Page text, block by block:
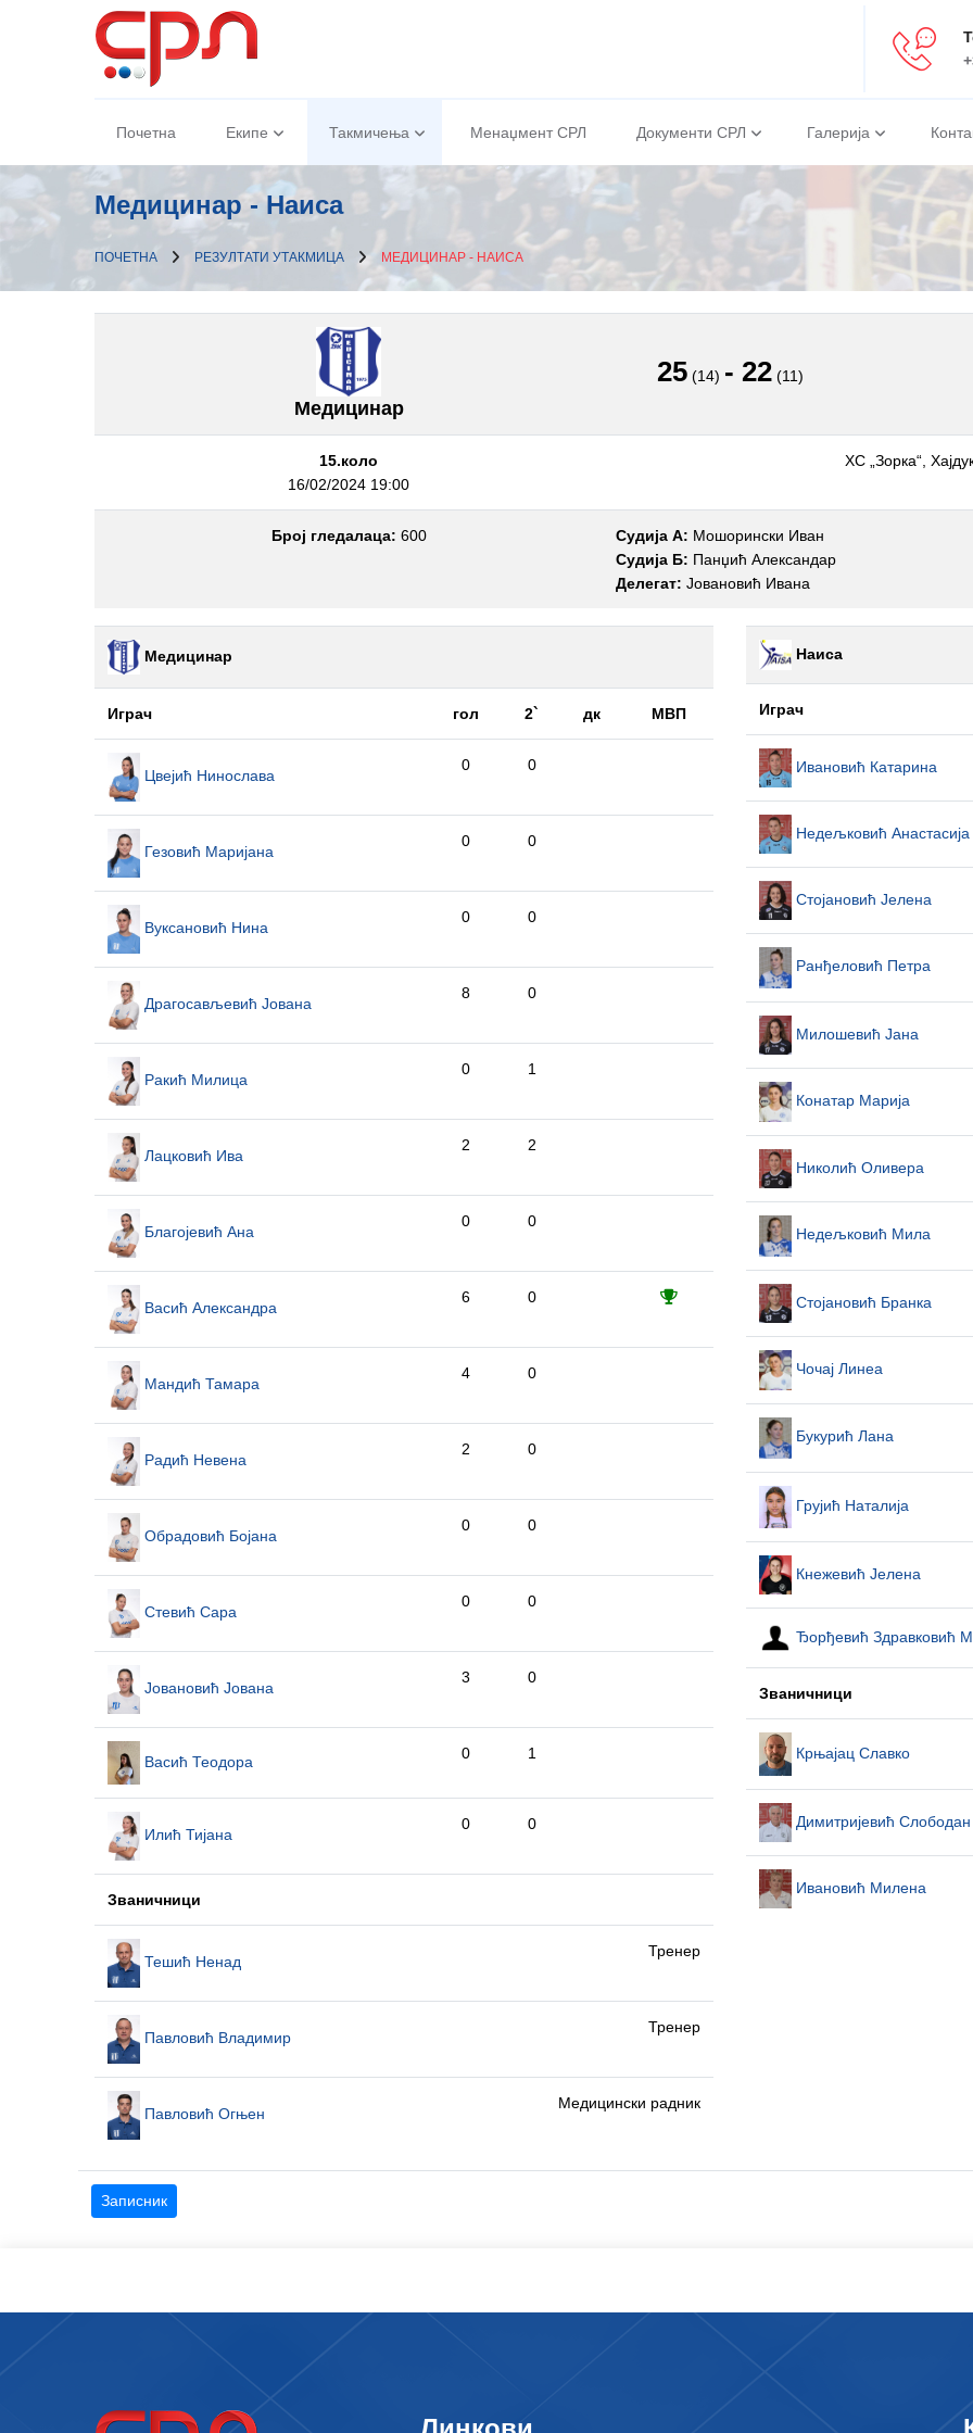
Почетна Екипе Такмичења Менаџмент СРЛ Документи СРЛ Галерија
Медицинар - Наиса
ПОЧЕТНА РЕЗУЛТАТИ УТАКМИЦА МЕДИЦИНАР - НАИСА
Медицинар
25(14) - 22(11)
15.коло
16/02/2024 19:00
ХС „Зорка“,
Број гледалаца: 600 Судија А: Мошорински Иван
Судија Б: Панџић Александар
Делегат: Јовановић Ивана
Медицинар
Играч гол 2` дк МВП
Цвејић Нинослава
0 0
Гезовић Маријана
0 0
Вуксановић Нина
0 0
Драгосављевић Јована
8 0
Ракић Милица
0 1
Лацковић Ива
2 2
Благојевић Ана
0 0
Васић Александра
6 0
Мандић Тамара
4 0
Радић Невена
2 0
Обрадовић Бојана
0 0
Стевић Сара
0 0
Јовановић Јована
3 0
Васић Теодора 0 1
Илић Тијана
0 0
Званичници
Тешић Ненад
Тренер
Павловић Владимир
Тренер
Павловић Огњен
Медицински радник
Наиса
Играч
Ивановић Катарина
Недељковић Анастасија
Стојановић Јелена
Ранђеловић Петра
Милошевић Јана
Конатар Марија
Николић Оливера
Недељковић Мила
Стојановић Бранка
Чочај Линеа
Букурић Лана
Грујић Наталија
Кнежевић Јелена
Ђорђевић Здравковић
Званичници
Крњајац Славко
Димитријевић Слободан
Ивановић Милена
Записник